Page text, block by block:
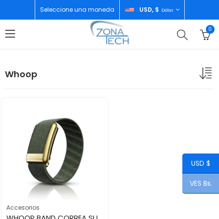
Seleccione una moneda USD, $ Dólar
0
Whoop
Accesorios
USD $
VES Bs.